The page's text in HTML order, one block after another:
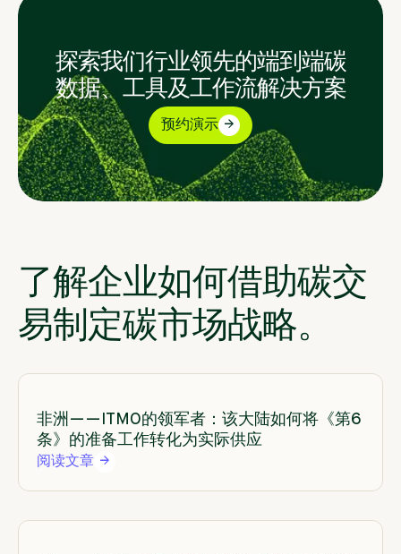
探索我们行业领先的端到端碳
数据、工具及工作流解决方案
预约演示
了解企业如何借助碳交
易制定碳市场战略。
非洲——ITMO的领军者：该大陆如何将《第6
条》的准备工作转化为实际供应
阅读文章